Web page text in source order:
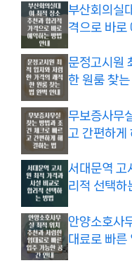
부산회의실
격으로 바로
문정고시원
한 원룸 찾
무보증사무
고 간편하게
서대문역 고
리적 선택하
안양소호사
대료로 빠른